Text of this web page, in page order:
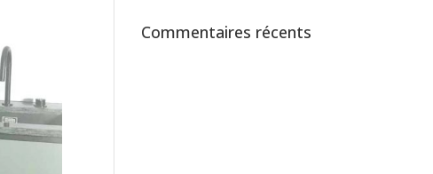
Commentaires récents